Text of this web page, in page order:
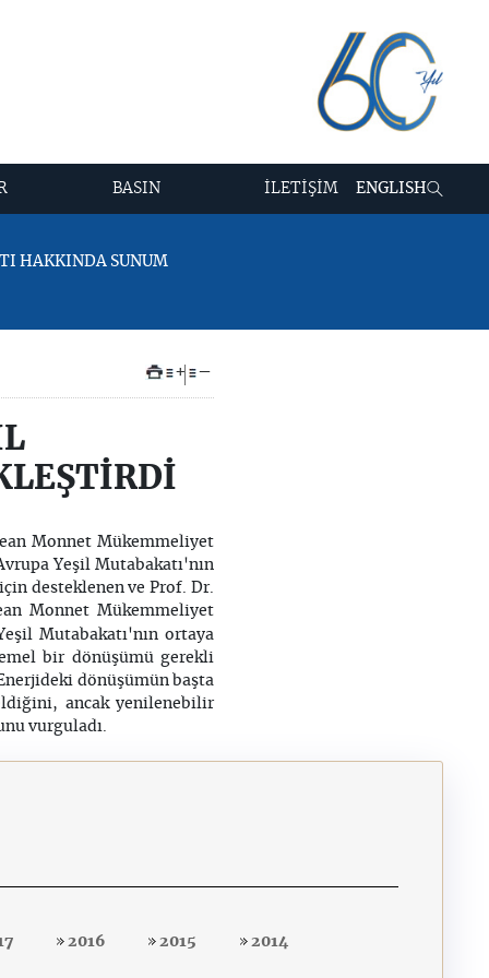
BASIN İLETİŞİM ENGLISH
HAKKINDA SUNUM
+ –
Monnet Mükemmeliyet
Yeşil Mutabakatı'nın
desteklenen ve Prof. Dr.
Monnet Mükemmeliyet
Mutabakatı'nın ortaya
bir dönüşümü gerekli
dönüşümün başta
ancak yenilenebilir
vurguladı.
2016 2015 2014